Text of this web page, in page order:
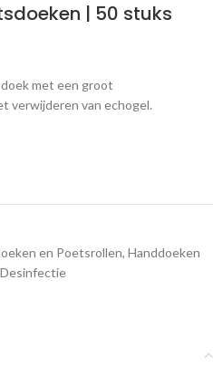
| 50 stuks
met een groot
verwijderen van echogel.
en Poetsrollen, Handdoeken